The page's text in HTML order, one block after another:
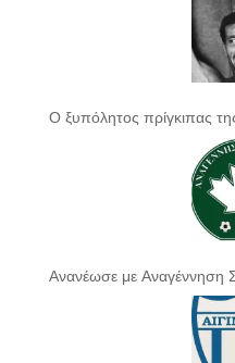
Ο ξυπόλητος πρίγκιπας
Ανανέωσε με Αναγέννηση